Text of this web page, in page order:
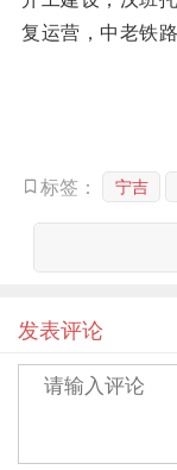
复运营，中老铁
到“去三回二”，
经贸合作：截至
过5万亿美元，年
国家最大的贸易
国家新签对外承
长19.2%。
标签： 宁吉
发表评论